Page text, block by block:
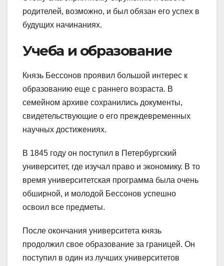
родителей, возможно, и был обязан его успех в
будущих начинаниях.
Учеба и образование
Князь Бессонов проявил большой интерес к
образованию еще с раннего возраста. В
семейном архиве сохранились документы,
свидетельствующие о его преждевременных
научных достижениях.
В 1845 году он поступил в Петербургский
университет, где изучал право и экономику. В то
время университетская программа была очень
обширной, и молодой Бессонов успешно
освоил все предметы.
После окончания университета князь
продолжил свое образование за границей. Он
поступил в один из лучших университетов